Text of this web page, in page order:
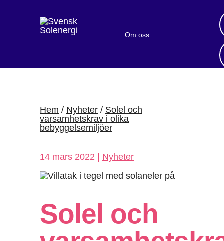
Om oss
Sök medlemsföretag
Hem / Nyheter / Solel och
varsamhetskrav i olika
bebyggelsemiljöer
14 mars 2022 | Nyheter
Solel och